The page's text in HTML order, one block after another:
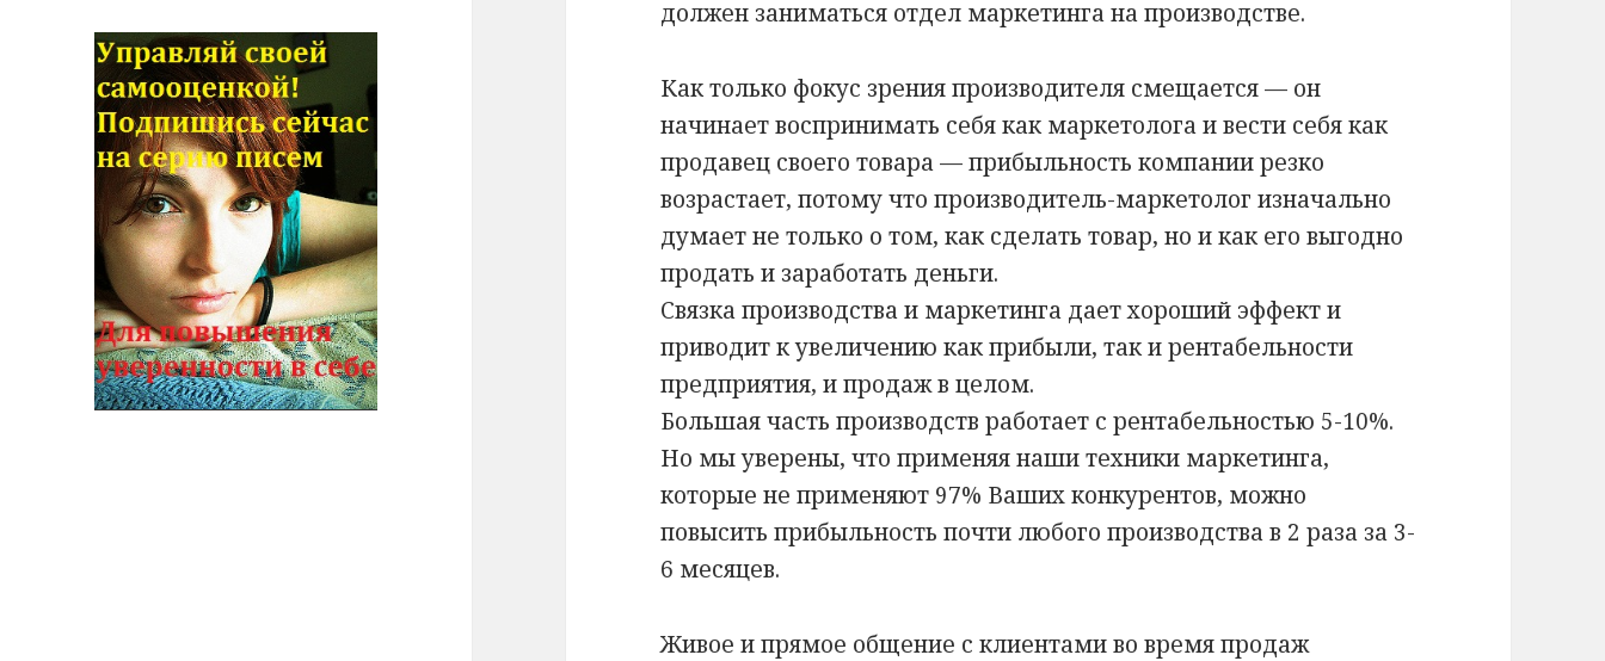
должен заниматься отдел маркетинга на производстве.
Как только фокус зрения производителя смещается — он
начинает воспринимать себя как маркетолога и вести себя как
продавец своего товара — прибыльность компании резко
возрастает, потому что производитель-маркетолог изначально
думает не только о том, как сделать товар, но и как его выгодно
продать и заработать деньги.
Связка производства и маркетинга дает хороший эффект и
приводит к увеличению как прибыли, так и рентабельности
предприятия, и продаж в целом.
Большая часть производств работает с рентабельностью 5-10%.
Но мы уверены, что применяя наши техники маркетинга,
которые не применяют 97% Ваших конкурентов, можно
повысить прибыльность почти любого производства в 2 раза за 3-
6 месяцев.
Живое и прямое общение с клиентами во время продаж